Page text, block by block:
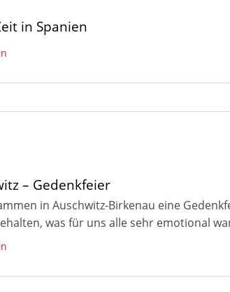
in Spanien
– Gedenkfeier
in Auschwitz-Birkenau eine
was für uns alle sehr emotional